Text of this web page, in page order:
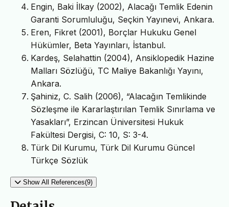
Engin, Baki İlkay (2002), Alacağı Temlik Edenin
Garanti Sorumluluğu, Seçkin Yayınevi, Ankara.
Eren, Fikret (2001), Borçlar Hukuku Genel
Hükümler, Beta Yayınları, İstanbul.
Kardeş, Selahattin (2004), Ansiklopedik Hazine
Malları Sözlüğü, TC Maliye Bakanlığı Yayını,
Ankara.
Şahiniz, C. Salih (2006), “Alacağın Temlikinde
Sözleşme ile Kararlaştırılan Temlik Sınırlama ve
Yasakları”, Erzincan Üniversitesi Hukuk
Fakültesi Dergisi, C: 10, S: 3-4.
Türk Dil Kurumu, Türk Dil Kurumu Güncel
Türkçe Sözlük
Show All References(9)